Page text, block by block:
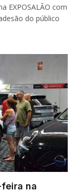
EXPOSALÃO com
do público
feira na